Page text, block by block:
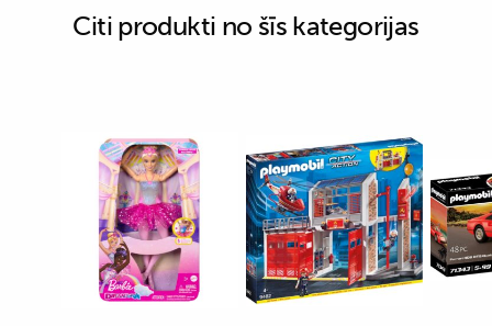
Citi produkti no šīs kategorijas